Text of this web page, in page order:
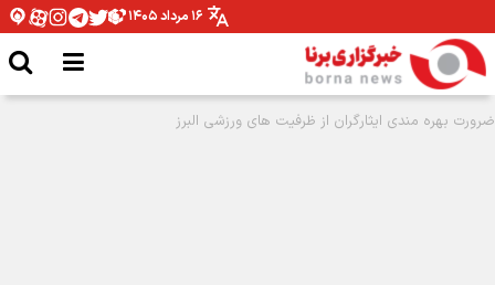
۱۶ مرداد ۱۴۰۵
مدیرکل ورزش و جوانان همدان: نیازمند تخصیص بودجه برای اتمام پروژه ها هستیم